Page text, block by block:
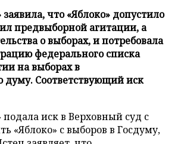
что «Яблоко» допустило
предвыборной агитации, а
о выборах, и потребовала
федерального списка
на выборах в
думу. Соответствующий иск
иск в Верховный суд с
«Яблоко» с выборов в Госдуму,